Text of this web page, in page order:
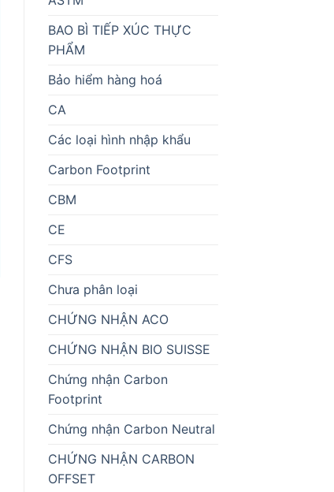
BAO BÌ TIẾP XÚC THỰC
PHẨM
Bảo hiểm hàng hoá
CA
Các loại hình nhập khẩu
Carbon Footprint
CBM
CE
CFS
Chưa phân loại
CHỨNG NHẬN ACO
CHỨNG NHẬN BIO SUISSE
Chứng nhận Carbon
Footprint
Chứng nhận Carbon Neutral
CHỨNG NHẬN CARBON
OFFSET